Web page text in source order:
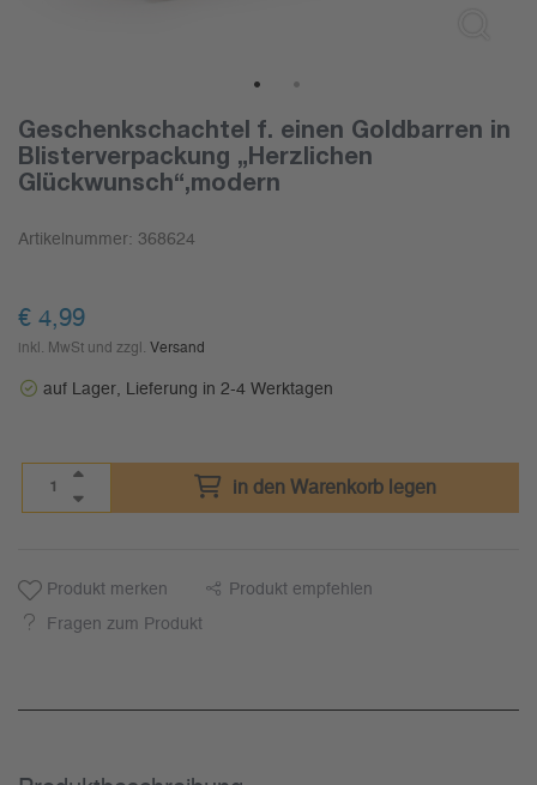
Geschenkschachtel f. einen Goldbarren in
Blisterverpackung „Herzlichen
Glückwunsch“,modern
Artikelnummer: 368624
€ 4,99
inkl. MwSt und zzgl. Versand
auf Lager, Lieferung in 2-4 Werktagen
in den Warenkorb legen
Produkt merken Produkt empfehlen
Fragen zum Produkt